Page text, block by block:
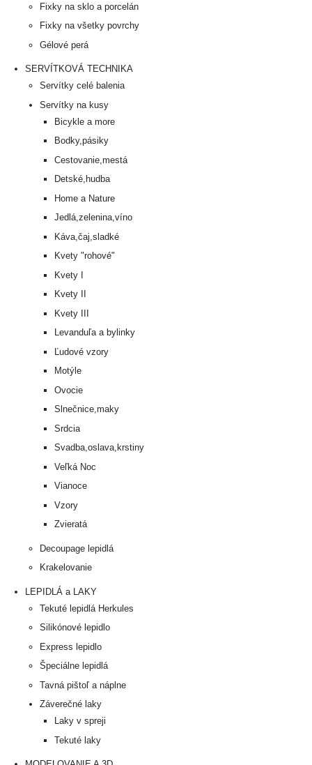
Fixky na sklo a porcelán
Fixky na všetky povrchy
Gélové perá
SERVÍTKOVÁ TECHNIKA
Servítky celé balenia
Servítky na kusy
Bicykle a more
Bodky,pásiky
Cestovanie,mestá
Detské,hudba
Home a Nature
Jedlá,zelenina,víno
Káva,čaj,sladké
Kvety "rohové"
Kvety I
Kvety II
Kvety III
Levanduľa a bylinky
Ľudové vzory
Motýle
Ovocie
Slnečnice,maky
Srdcia
Svadba,oslava,krstiny
Veľká Noc
Vianoce
Vzory
Zvieratá
Decoupage lepidlá
Krakelovanie
LEPIDLÁ a LAKY
Tekuté lepidlá Herkules
Silikónové lepidlo
Express lepidlo
Špeciálne lepidlá
Tavná pištoľ a náplne
Záverečné laky
Laky v spreji
Tekuté laky